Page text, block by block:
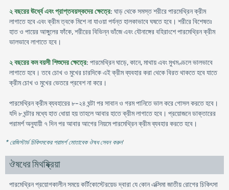
২ বছরের ঊর্ধ্বে এবং প্রাপ্তবয়স্কদের ক্ষেত্রে: ঘাড় থেকে সমস্ত শরীরে পারমেথ্রিন ক্রীম
লাগাতে হবে এবং ক্রীম ত্বকে মিশে না যাওয়া পর্যন্ত হালকাভাবে ঘষতে হবে। শরীরে বিশেষতঃ
হাত ও পায়ের আঙ্গুলের ফাঁকে, শরীরের বিভিন্ন ভাঁজে এবং যৌনাঙ্গের বহিরাংশে পারমেথ্রিন ক্রীম
ভালভাবে লাগাতে হবে।
২ বছরের কম বয়সী শিশুদের ক্ষেত্রে: পারমেথ্রিন ঘাড়ে, কানে, মাথায় এবং মুখমণ্ডলে ভালভাবে
লাগাতে হবে। তবে চোখ ও মুখের চারদিকে এই ক্রীম ব্যবহার করা থেকে বিরত থাকতে হবে যাতে
ক্রীম চোখ ও মুখের ভেতরে প্রবেশ না করে।
পারমেথ্রিন ক্রীম ব্যবহারের ৮-২৪ ঘন্টা পর সাবান ও গরম পানিতে ভাল করে গোসল করতে হবে।
যদি ৮ ঘন্টার মধ্যে হাত ধোয়া হয় তাহলে আবার হাতে ক্রীম লাগাতে হবে। প্রয়োজনে ডাক্তারের
পরামর্শ অনুযায়ী ৭ দিন পর আবার আগের নিয়মে পারমেথ্রিন ক্রীম ব্যবহার করতে হবে।
* রেজিস্টার্ড চিকিৎসকের পরামর্শ মোতাবেক ঔষধ সেবন করুন'
ঔষধের মিথষ্ক্রিয়া
পারমেথ্রিন প্রয়োগকালীন সময়ে কর্টিকোস্টেরয়েড দ্বারা যে কোন এক্সিমা জাতীয় রোগের চিকিৎসা